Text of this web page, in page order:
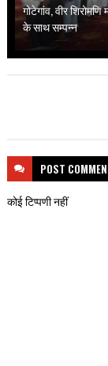
गोटेगांव, वीर
के साथ सम्पन्न
POST
कोई टिप्पणी नहीं